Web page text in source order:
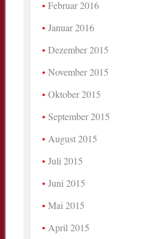
Februar 2016
Januar 2016
Dezember 2015
November 2015
Oktober 2015
September 2015
August 2015
Juli 2015
Juni 2015
Mai 2015
April 2015